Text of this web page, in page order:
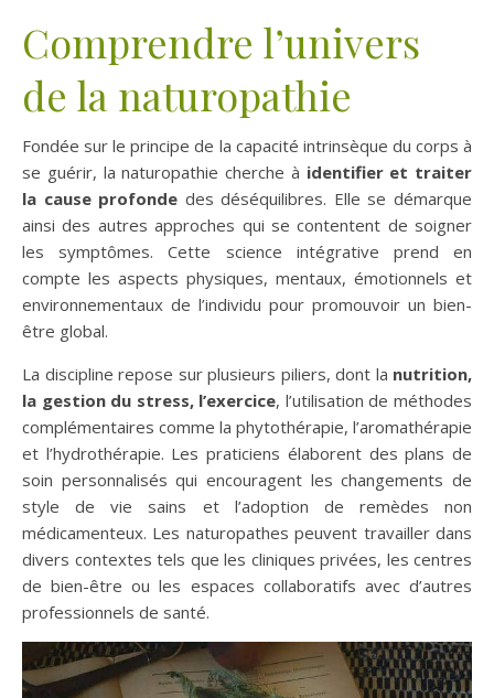
Comprendre l’univers
de la naturopathie
Fondée sur le principe de la capacité intrinsèque du corps à
se guérir, la naturopathie cherche à identifier et traiter
la cause profonde des déséquilibres. Elle se démarque
ainsi des autres approches qui se contentent de soigner
les symptômes. Cette science intégrative prend en
compte les aspects physiques, mentaux, émotionnels et
environnementaux de l’individu pour promouvoir un bien-
être global.
La discipline repose sur plusieurs piliers, dont la nutrition,
la gestion du stress, l’exercice, l’utilisation de méthodes
complémentaires comme la phytothérapie, l’aromathérapie
et l’hydrothérapie. Les praticiens élaborent des plans de
soin personnalisés qui encouragent les changements de
style de vie sains et l’adoption de remèdes non
médicamenteux. Les naturopathes peuvent travailler dans
divers contextes tels que les cliniques privées, les centres
de bien-être ou les espaces collaboratifs avec d’autres
professionnels de santé.